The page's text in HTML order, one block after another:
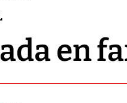
en